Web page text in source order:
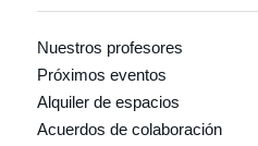
Nuestros profesores
Próximos eventos
Alquiler de espacios
Acuerdos de colaboración